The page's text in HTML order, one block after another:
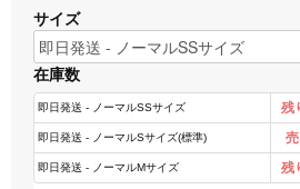
サイズ
在庫数